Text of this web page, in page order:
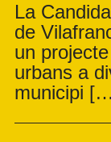
La
de
un
urbans a
municipi